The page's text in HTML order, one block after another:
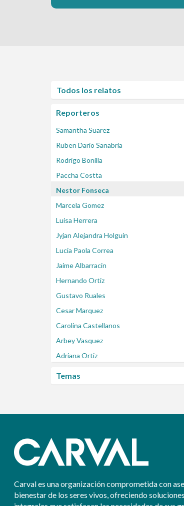
Todos los relatos
Reporteros
Samantha Suarez
Ruben Dario Sanabria
Rodrigo Bonilla
Paccha Costta
Nestor Fonseca
Marcela Gomez
Luisa Herrera
Jyjan Alejandra Holguin
Lucia Paola Correa
Jaime Albarracin
Hernando Ortiz
Gustavo Ruales
Cesar Marquez
Carolina Castellanos
Arbey Vasquez
Adriana Ortiz
Temas
Carval es una organización comprometida con
bienestar de los seres vivos, ofreciendo soluciones